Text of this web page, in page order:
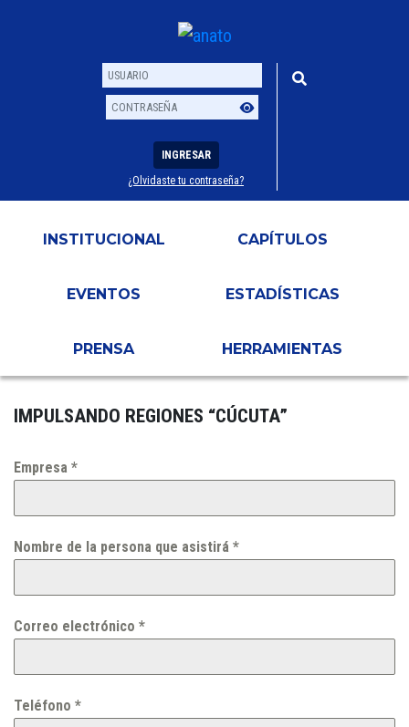
Usuario
Contraseña
INGRESAR
¿Olvidaste tu contraseña?
INSTITUCIONAL CAPÍTULOS
EVENTOS ESTADÍSTICAS
PRENSA HERRAMIENTAS
IMPULSANDO REGIONES “CÚCUTA”
Empresa *
Nombre de la persona que asistirá *
Correo electrónico *
Teléfono *